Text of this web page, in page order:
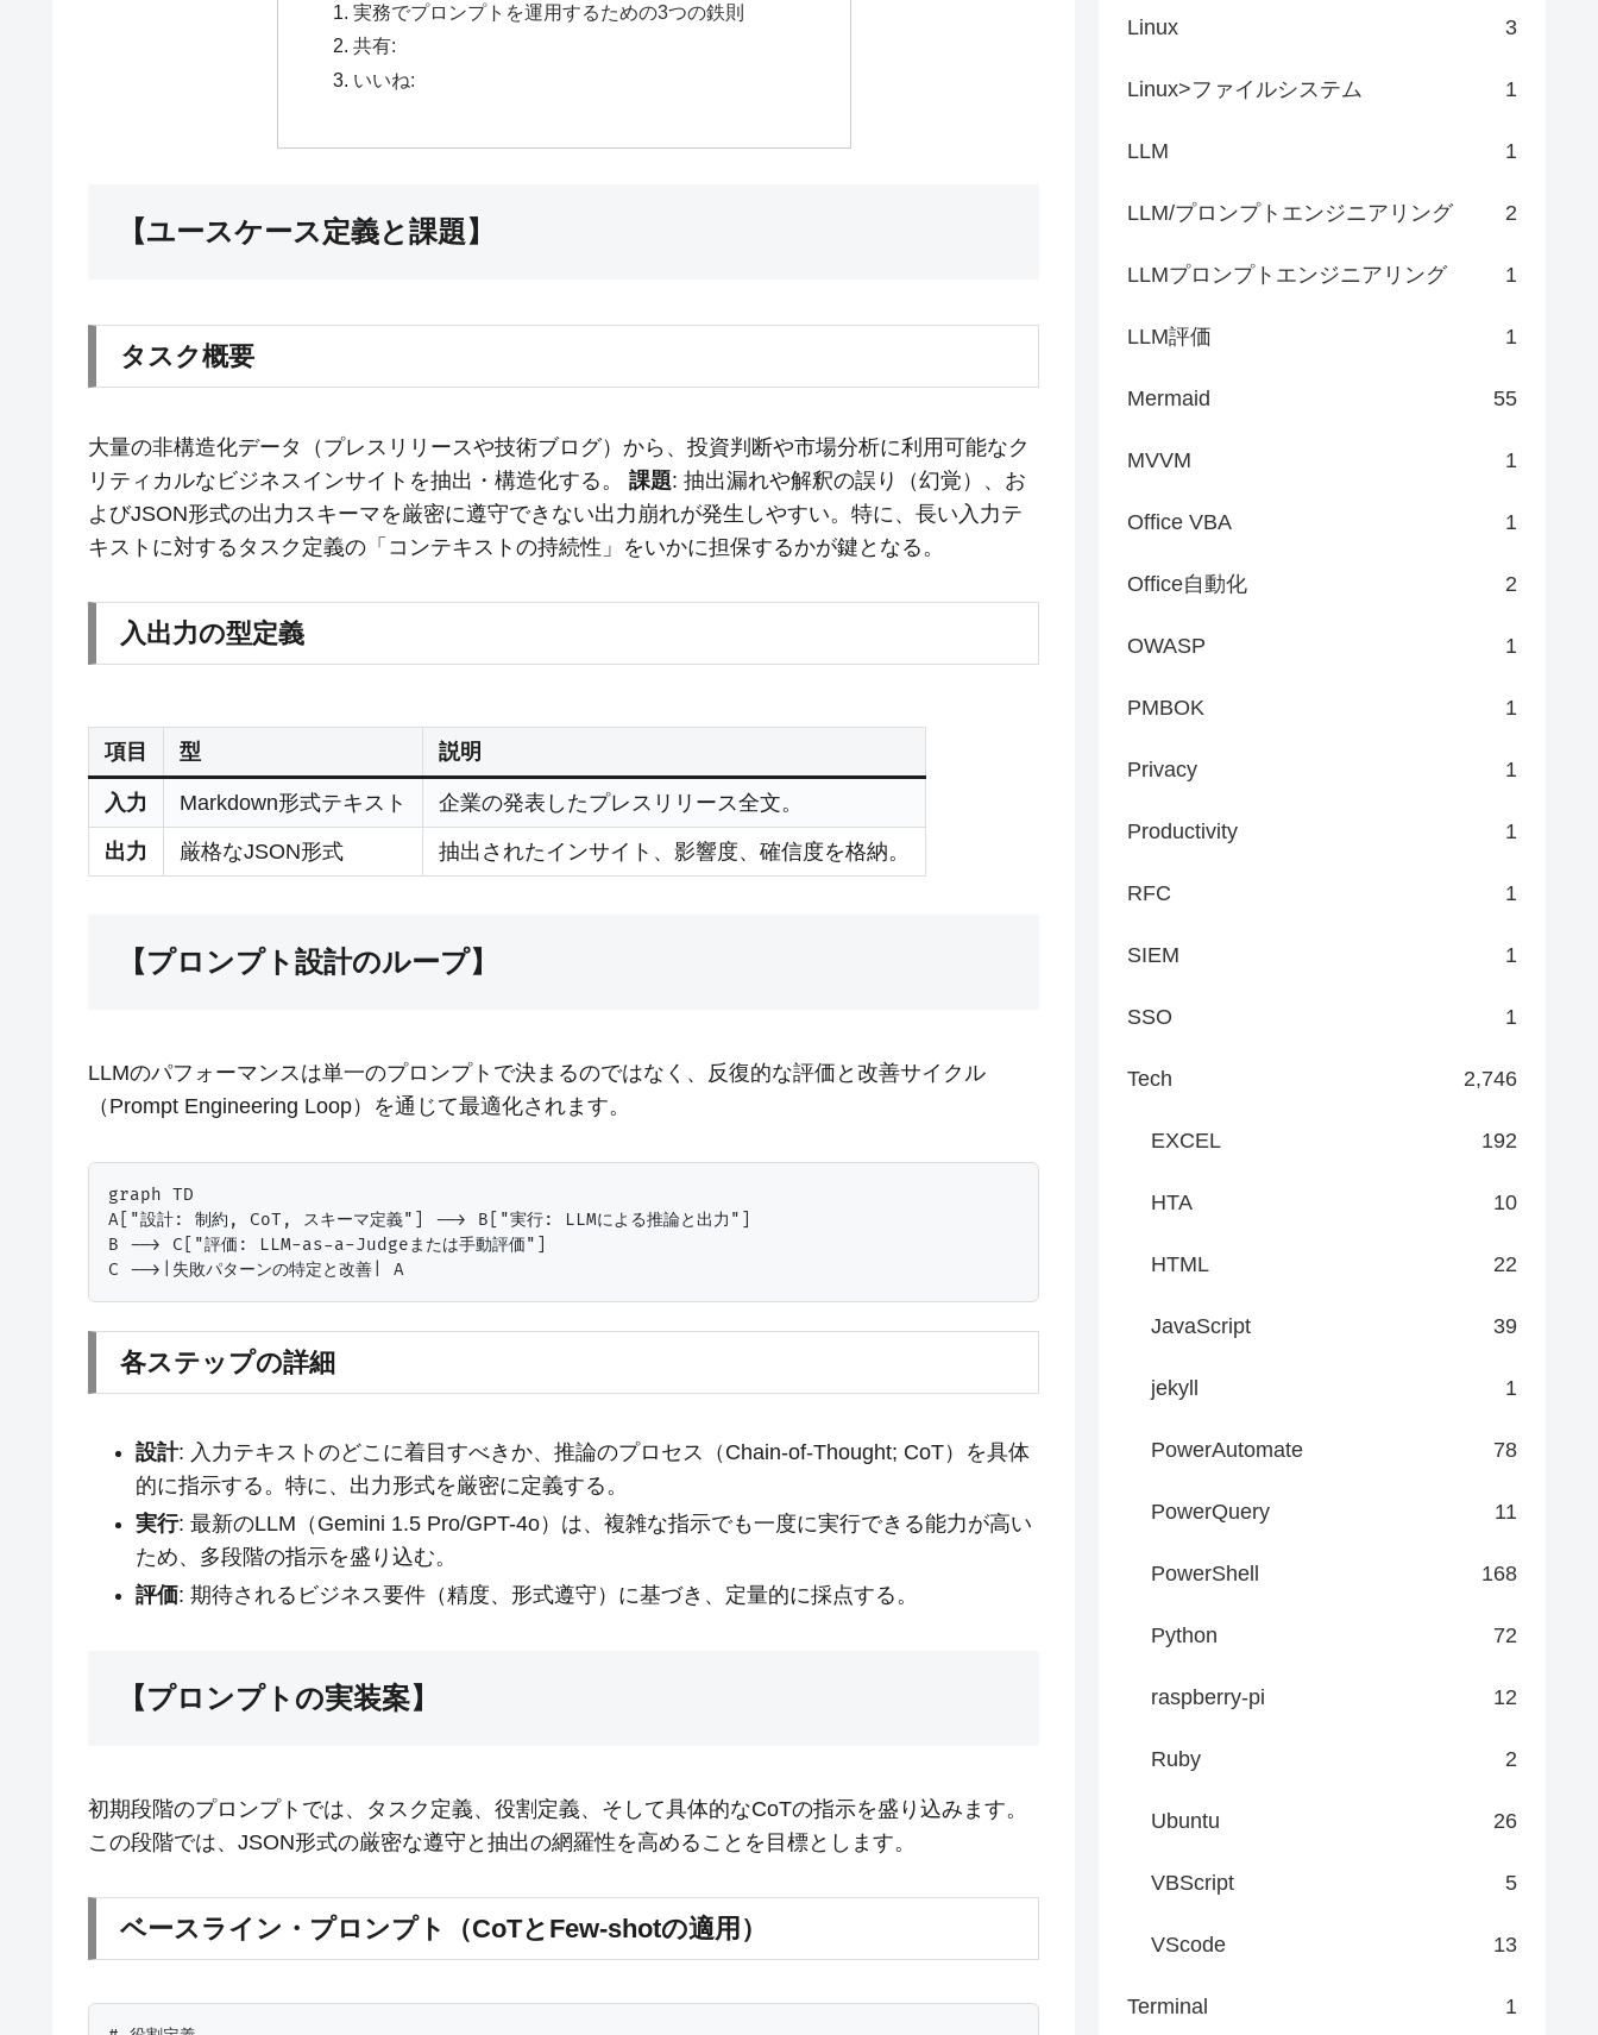
実務でプロンプトを運用するための3つの鉄則
共有:
いいね:
【ユースケース定義と課題】
タスク概要
大量の非構造化データ（プレスリリースや技術ブログ）から、投資判断や市場分析に利用可能なク
リティカルなビジネスインサイトを抽出・構造化する。 課題: 抽出漏れや解釈の誤り（幻覚）、お
よびJSON形式の出力スキーマを厳密に遵守できない出力崩れが発生しやすい。特に、長い入力テ
キストに対するタスク定義の「コンテキストの持続性」をいかに担保するかが鍵となる。
入出力の型定義
項目 型 説明
入力 Markdown形式テキスト 企業の発表したプレスリリース全文。
出力 厳格なJSON形式 抽出されたインサイト、影響度、確信度を格納。
【プロンプト設計のループ】
LLMのパフォーマンスは単一のプロンプトで決まるのではなく、反復的な評価と改善サイクル
（Prompt Engineering Loop）を通じて最適化されます。
graph TD
A["設計: 制約, CoT, スキーマ定義"] --> B["実行: LLMによる推論と出力"]
B --> C["評価: LLM-as-a-Judgeまたは手動評価"]
各ステップの詳細
設計: 入力テキストのどこに着目すべきか、推論のプロセス（Chain-of-Thought; CoT）を具体
的に指示する。特に、出力形式を厳密に定義する。
実行: 最新のLLM（Gemini 1.5 Pro/GPT-4o）は、複雑な指示でも一度に実行できる能力が高い
ため、多段階の指示を盛り込む。
評価: 期待されるビジネス要件（精度、形式遵守）に基づき、定量的に採点する。
【プロンプトの実装案】
初期段階のプロンプトでは、タスク定義、役割定義、そして具体的なCoTの指示を盛り込みます。
この段階では、JSON形式の厳密な遵守と抽出の網羅性を高めることを目標とします。
ベースライン・プロンプト（CoTとFew-shotの適用）
Linux 3
Linux>ファイルシステム 1
LLM 1
LLM/プロンプトエンジニアリング 2
LLMプロンプトエンジニアリング 1
LLM評価 1
Mermaid 55
MVVM 1
Office VBA 1
Office自動化 2
OWASP 1
PMBOK 1
Privacy 1
Productivity 1
RFC 1
SIEM 1
SSO 1
Tech 2,746
EXCEL 192
HTA 10
HTML 22
JavaScript 39
jekyll 1
PowerAutomate 78
PowerQuery 11
PowerShell 168
Python 72
raspberry-pi 12
Ruby 2
Ubuntu 26
VBScript 5
VScode 13
Terminal 1